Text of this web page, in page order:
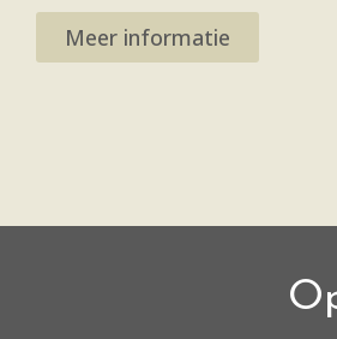
Meer informatie